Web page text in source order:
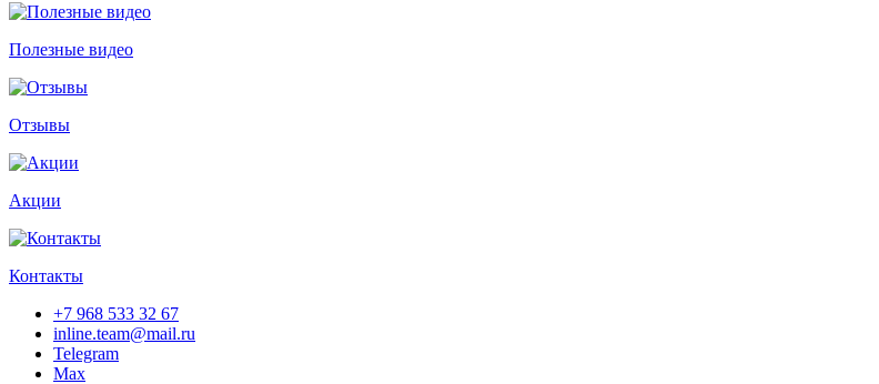
Полезные видео
Отзывы
Акции
Контакты
+7 968 533 32 67
inline.team@mail.ru
Telegram
Max